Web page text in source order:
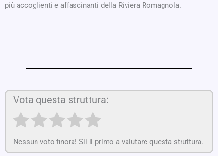
più accoglienti e affascinanti della Riviera Romagnola.
Vota questa struttura:
Nessun voto finora! Sii il primo a valutare questa struttura.